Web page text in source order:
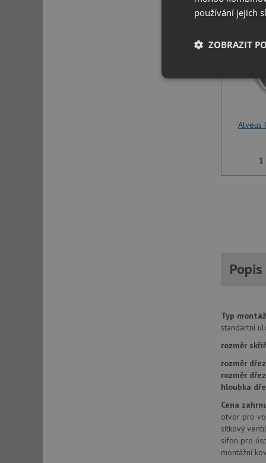
Alveus
1
Typ
standartní
rozměr
rozměr
rozměr
hloubka
Cena
otvor pro
sítkový
sifon pro
montážní
používání jejich
ZOBRAZIT
Nezbytně
Nezbytně
Nezbytně nutné
AUTORIZACE
Název
/